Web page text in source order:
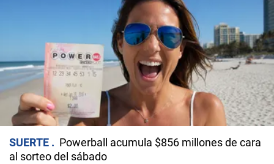
SUERTE
Powerball acumula $856 millones de cara
al sorteo del sábado